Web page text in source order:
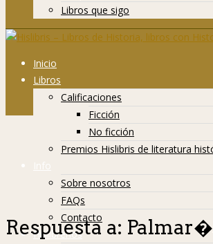
Libros que sigo
Inicio
Libros
Calificaciones
Ficción
No ficción
Premios Hislibris de literatura
Info
Sobre nosotros
FAQs
Contacto
Hislibreños
Respuesta a: